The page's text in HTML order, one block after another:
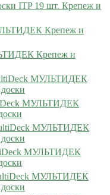
ITP 19 шт. Крепеж и
Крепеж и
МУЛЬТИДЕК
МУЛЬТИДЕК